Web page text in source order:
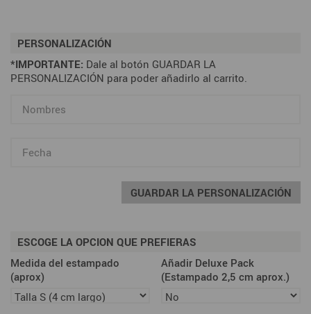
PERSONALIZACIÓN
*IMPORTANTE: Dale al botón GUARDAR LA
PERSONALIZACIÓN para poder añadirlo al carrito.
GUARDAR LA PERSONALIZACIÓN
ESCOGE LA OPCION QUE PREFIERAS
Medida del estampado
(aprox)
Añadir Deluxe Pack
(Estampado 2,5 cm aprox.)